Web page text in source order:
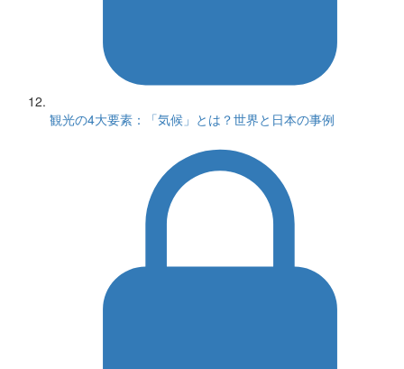
観光の4大要素：「気候」とは？世界と日本の事例